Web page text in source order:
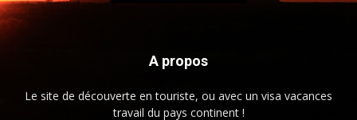
A propos
Le site de découverte en touriste, ou avec un visa vacances
travail du pays continent !